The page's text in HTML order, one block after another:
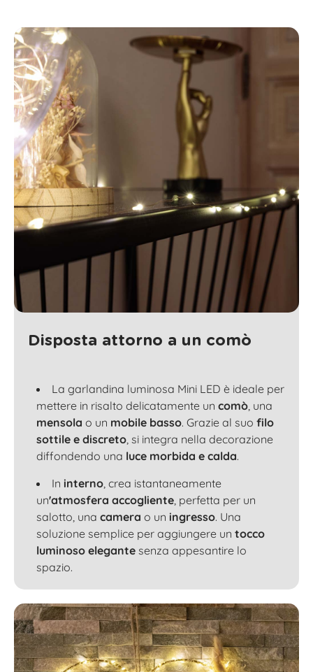
Disposta attorno a un comò
La garlandina luminosa Mini LED è ideale per
mettere in risalto delicatamente un comò, una
mensola o un mobile basso. Grazie al suo filo
sottile e discreto, si integra nella decorazione
diffondendo una luce morbida e calda.
In interno, crea istantaneamente
un'atmosfera accogliente, perfetta per un
salotto, una camera o un ingresso. Una
soluzione semplice per aggiungere un tocco
luminoso elegante senza appesantire lo
spazio.